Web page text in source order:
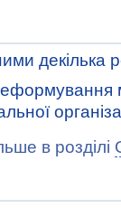
декілька
в розділі